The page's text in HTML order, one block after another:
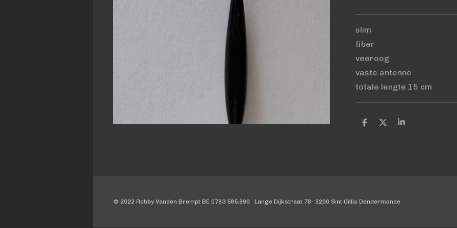
slim
fiber
veeroog
vaste antenne
totale lengte 15 cm
D
D
S
© 2022 Robby Vanden Brempt BE 0783 595.890 Lange Dijkstraat 78- 9200 Sint Gillis Dendermonde